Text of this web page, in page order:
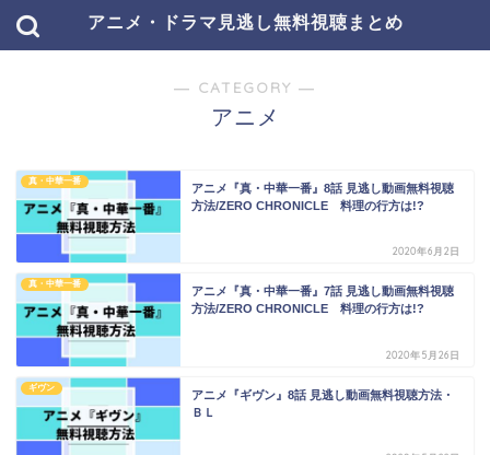
アニメ・ドラマ見逃し無料視聴まとめ
― CATEGORY ―
アニメ
真・中華一番
アニメ『真・中華一番』8話 見逃し動画無料視聴
方法/ZERO CHRONICLE 料理の行方は!?
2020年6月2日
真・中華一番
アニメ『真・中華一番』7話 見逃し動画無料視聴
方法/ZERO CHRONICLE 料理の行方は!?
2020年5月26日
ギヴン
アニメ『ギヴン』8話 見逃し動画無料視聴方法・
ＢＬ